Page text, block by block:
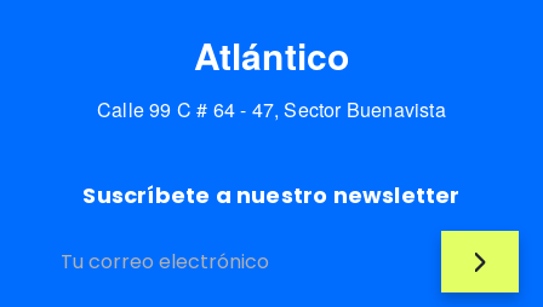
Atlántico
Calle 99 C # 64 - 47, Sector Buenavista
Suscríbete a nuestro newsletter